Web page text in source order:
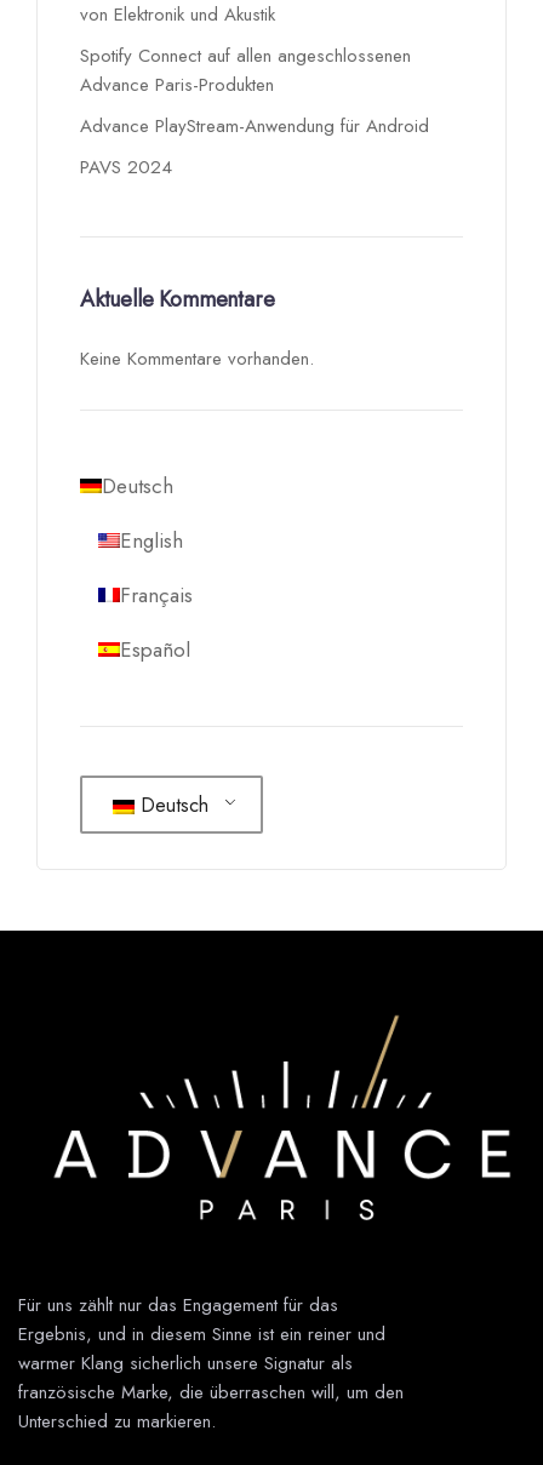
von Elektronik und Akustik
Spotify Connect auf allen angeschlossenen
Advance Paris-Produkten
Advance PlayStream-Anwendung für Android
PAVS 2024
Aktuelle Kommentare
Keine Kommentare vorhanden.
Deutsch
English
Français
Español
Deutsch
Für uns zählt nur das Engagement für das
Ergebnis, und in diesem Sinne ist ein reiner und
warmer Klang sicherlich unsere Signatur als
französische Marke, die überraschen will, um den
Unterschied zu markieren.